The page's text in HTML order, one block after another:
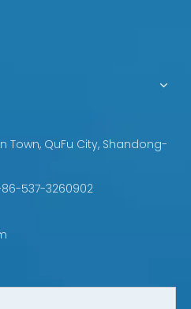
Town, QuFu City, Shandong-
537-3260902